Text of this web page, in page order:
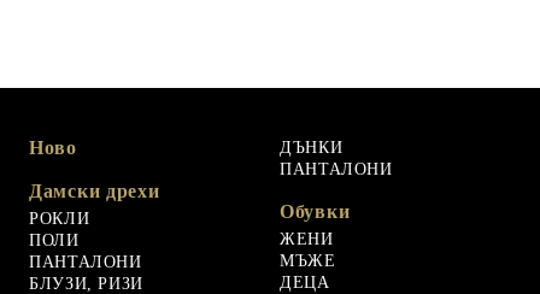
Ново
Дамски дрехи
РОКЛИ
ПОЛИ
ПАНТАЛОНИ
БЛУЗИ, РИЗИ
ДЪНКИ
ПАНТАЛОНИ
Обувки
ЖЕНИ
МЪЖЕ
ДЕЦА